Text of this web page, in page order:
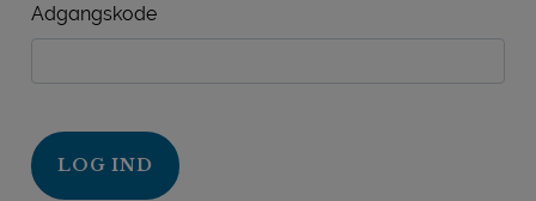
Adgangskode
LOG IND